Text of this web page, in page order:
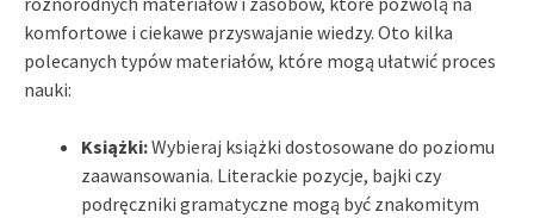
komfortowe i ciekawe przyswajanie wiedzy. Oto kilka
polecanych typów materiałów, które mogą ułatwić proces
nauki:
Książki:Wybieraj książki dostosowane do poziomu
zaawansowania. Literackie pozycje, bajki czy
podręczniki gramatyczne mogą być znakomitym